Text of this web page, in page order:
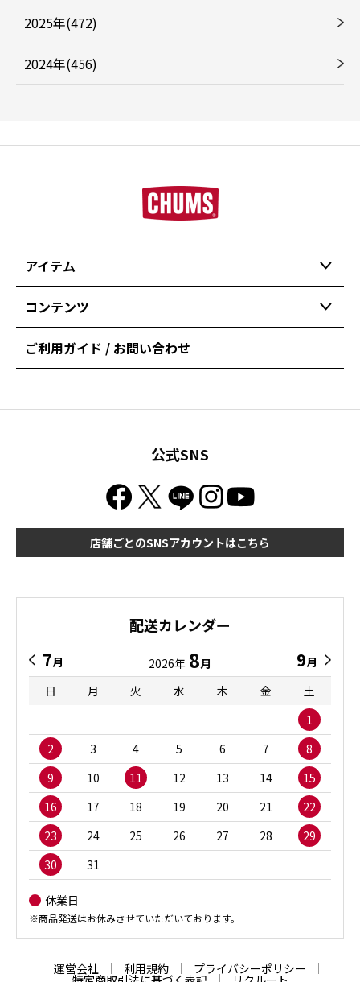
2025年(472)
2024年(456)
アイテム
コンテンツ
ご利用ガイド / お問い合わせ
公式SNS
店舗ごとのSNSアカウントはこちら
配送カレンダー
7月 2026年 8月 9月
日
月 火 水 木 金
土
1
2
3 4 5 6 7
8
9
10 11 12 13 14
15
16
17 18 19 20 21
22
23
24 25 26 27 28
29
30
31
休業日
※商品発送はお休みさせていただいております。
運営会社 利用規約 プライバシーポリシー